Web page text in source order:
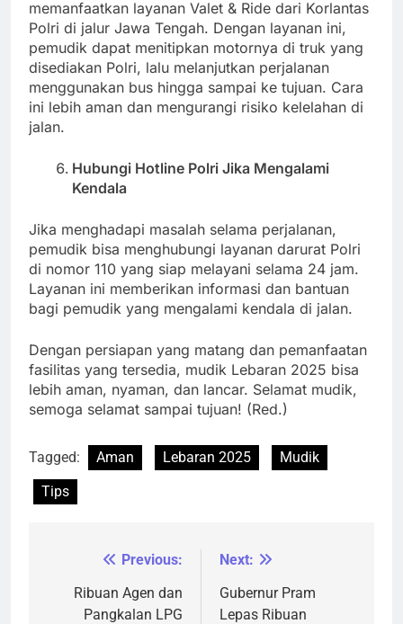
memanfaatkan layanan Valet & Ride dari Korlantas
Polri di jalur Jawa Tengah. Dengan layanan ini,
pemudik dapat menitipkan motornya di truk yang
disediakan Polri, lalu melanjutkan perjalanan
menggunakan bus hingga sampai ke tujuan. Cara
ini lebih aman dan mengurangi risiko kelelahan di
jalan.
Hubungi Hotline Polri Jika Mengalami
Kendala
Jika menghadapi masalah selama perjalanan,
pemudik bisa menghubungi layanan darurat Polri
di nomor 110 yang siap melayani selama 24 jam.
Layanan ini memberikan informasi dan bantuan
bagi pemudik yang mengalami kendala di jalan.
Dengan persiapan yang matang dan pemanfaatan
fasilitas yang tersedia, mudik Lebaran 2025 bisa
lebih aman, nyaman, dan lancar. Selamat mudik,
semoga selamat sampai tujuan! (Red.)
Tagged: Aman Lebaran 2025
Mudik
Tips
Navigasi
pos
Previous:
Ribuan Agen dan
Pangkalan LPG
Next:
Gubernur Pram
Lepas Ribuan